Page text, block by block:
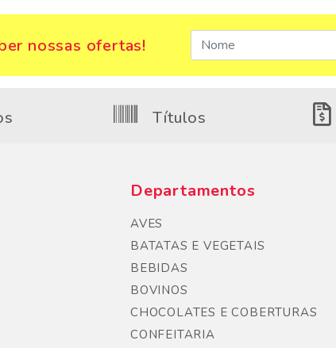
nossas ofertas!
Títulos
Departamentos
AVES
BATATAS E VEGETAIS
BEBIDAS
BOVINOS
CHOCOLATES E COBERTURAS
CONFEITARIA